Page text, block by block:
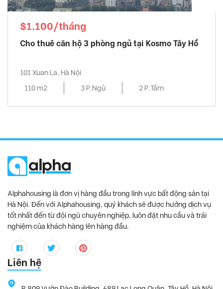
$1,100/tháng
Cho thuê căn hộ 3 phòng ngủ tại Kosmo Tây Hồ
101 Xuan La, Hà Nội
110 m2
3 P.Ngủ 2 P.Tắm
Alphahousing là đơn vị hàng đầu trong lĩnh vực bất động sản tại
Hà Nội. Đến với Alphahousing, quý khách sẽ được hưởng dịch vụ
tốt nhất đến từ đội ngũ chuyên nghiệp, luôn đặt nhu cầu và trải
nghiệm của khách hàng lên hàng đầu.
Liên hệ